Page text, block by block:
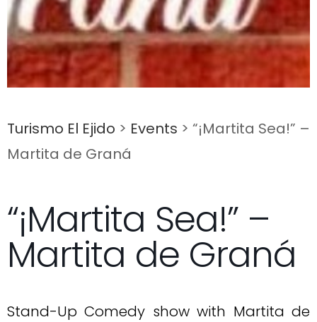
Turismo El Ejido > Events > “¡Martita Sea!” –
Martita de Graná
“¡Martita Sea!” –
Martita de Graná
Stand-Up Comedy show with Martita de